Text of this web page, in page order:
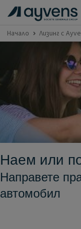
Начало Лизинг с
Наем или
Направете
автомобил